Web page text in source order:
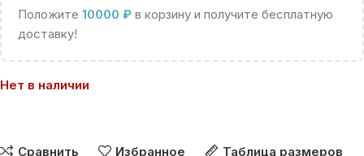
Положите 10000 ₽ в корзину и получите бесплатную
доставку!
Нет в наличии
Сравнить Избранное Таблица размеров